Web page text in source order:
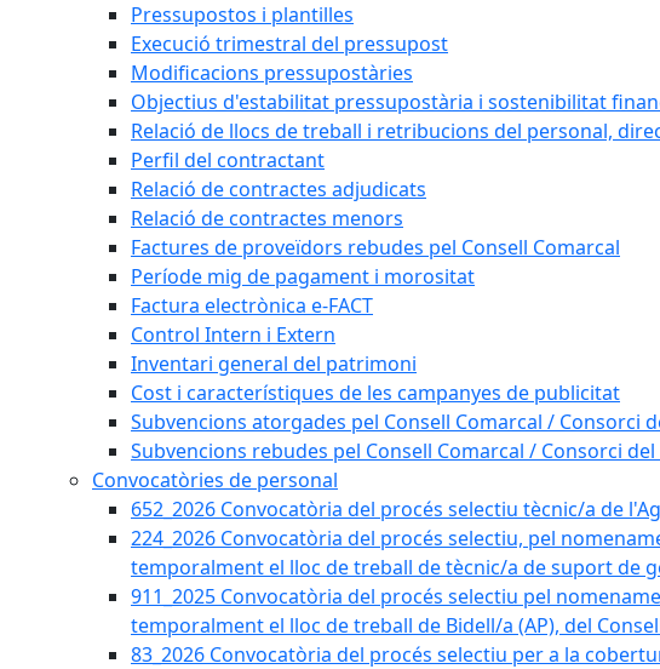
Pressupostos i plantilles
Execució trimestral del pressupost
Modificacions pressupostàries
Objectius d'estabilitat pressupostària i sostenibilitat
Relació de llocs de treball i retribucions del personal,
Perfil del contractant
Relació de contractes adjudicats
Relació de contractes menors
Factures de proveïdors rebudes pel Consell Comarcal
Període mig de pagament i morositat
Factura electrònica e-FACT
Control Intern i Extern
Inventari general del patrimoni
Cost i característiques de les campanyes de publicitat
Subvencions atorgades pel Consell Comarcal / Consorci
Subvencions rebudes pel Consell Comarcal / Consorci
Convocatòries de personal
652_2026 Convocatòria del procés selectiu tècnic/a de
224_2026 Convocatòria del procés selectiu, pel
temporalment el lloc de treball de tècnic/a de suport de
911_2025 Convocatòria del procés selectiu pel
temporalment el lloc de treball de Bidell/a (AP), del
83_2026 Convocatòria del procés selectiu per a la